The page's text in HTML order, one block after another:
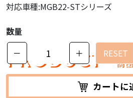
PRODUCT 商
対応車種:MGB22-STシリーズ
数量
－
＋ RESET
カートに